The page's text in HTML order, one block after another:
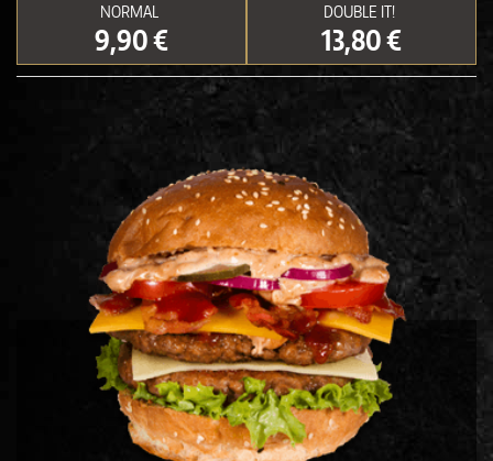
NORMAL
9,90 €
DOUBLE IT!
13,80 €